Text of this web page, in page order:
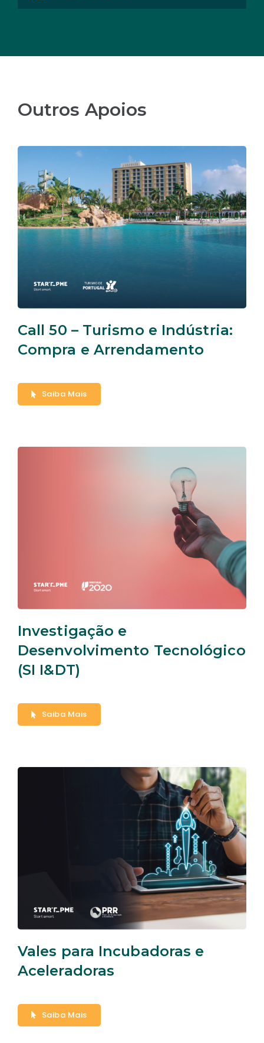
Outros Apoios
Call 50 – Turismo e Indústria:
Compra e Arrendamento
Saiba Mais
Investigação e
Desenvolvimento Tecnológico
(SI I&DT)
Saiba Mais
Vales para Incubadoras e
Aceleradoras
Saiba Mais